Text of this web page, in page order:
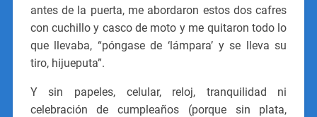
antes de la puerta, me abordaron estos dos cafres
con cuchillo y casco de moto y me quitaron todo lo
que llevaba, “póngase de ‘lámpara’ y se lleva su
tiro, hijueputa”.
Y sin papeles, celular, reloj, tranquilidad ni
celebración de cumpleaños (porque sin plata,